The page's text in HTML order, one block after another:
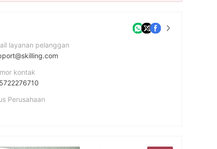
layanan pelanggan
kontak
Perusahaan